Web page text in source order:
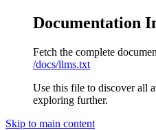
Documentation
Fetch the complete
/docs/llms.txt
Use this file to discover all
exploring further.
Skip to main content